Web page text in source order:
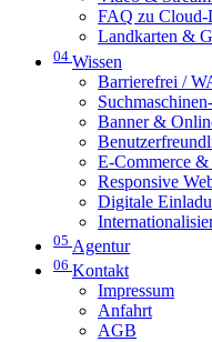
FAQ zu Cloud-
Landkarten &
04 Wissen
Barrierefrei /
Banner &
E-Commerce
Responsive
Digitale
05 Agentur
06 Kontakt
Impressum
Anfahrt
AGB